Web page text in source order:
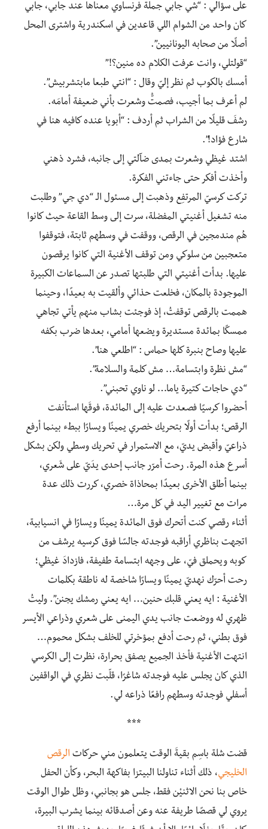
على سؤالي : “شي جابي جملة فرنساوي معناها عند جابي، جابي
كان واحد من الشوام اللي قاعدين في اسكندرية واشترى المحل
أصلًا من صحابه اليونانيين”.
“قولتلي، وانت عرفت الكلام ده منين؟!”
أمسك بالكوب ثم نظر إليّ وقال : “انتي طبعا مابتشربيش”.
لم أعرف بما أجيب، فصمتُّ وشعرت بأني ضعيفة أمامَه.
رشفَ قليلًا من الشراب ثم أردف : “أبويا عنده كافيه هنا في
شارع فؤاد!”.
اشتد غيظي وشعرت بمدى ضآلتي إلى جانبه، فشرد ذهني
وأخذت أفكر حتى جاءتني الفكرة.
تركت كرسيّ المرتفِع وذهبت إلى مسئول الـ “دي جي” وطلبت
منه تشغيل أغنيتي المفضلة، سرت إلى وسط القاعة حيث كانوا
هُم مندمجين في الرقص، ووقفت في وسطهم ثابتة، فتوقفوا
متعجبين من سلوكي ومن توقف الأغنية التي كانوا يرقصون
عليها. بدأت أغنيتي التي طلبتها تصدر عن السماعات الكبيرة
الموجودة بالمكان، فخلعت حذائي وألقيت به بعيدًا، وحينما
هممت بالرقص توقفتُ، إذ فوجئت بشاب منهم يأتي تجاهي
ممسكًا بمائدة مستديرة ويضعها أمامي، بعدها ضرب بكفه
عليها وصاح بنبرة كلها حماس : “اطلعي هنا”.
“مش نظرة وابتسامة… مش كلمة والسلامة”.
“دي حاجات كتيرة ياما… لو ناوي تحبني”.
أحضروا كرسيًا فصعدت عليه إلى المائدة، فوقَها استأنفت
الرقص؛ بدأت أولًا بتحريك خصري يمينًا ويسارًا ببطء بينما أرفع
ذراعيّ وأقبض يديّ، مع الاستمرار في تحريك وسطي ولكن بشكل
أسرع هذه المرة. رحت أمرّر جانب إحدى يدَيّ على شَعري،
بينما أطلق الأخرى بعيدًا بمحاذاة خصري، كررت ذلك عدة
مرات مع تغيير اليد في كل مرة…
أثناء رقصي كنت أتحرك فوق المائدة يمينًا ويسارًا في انسيابية،
اتجهت بناظري أراقبه فوجدته جالسًا فوق كرسيه يرشف من
كوبه ويحملق فيّ، على وجهه ابتسامة طفيفة، فازدادَ غيظي؛
رحت أحرّك نهديّ يمينًا ويسارًا شاخصة له ناطقة بكلمات
الأغنية : ايه يعني قلبك حنين… ايه يعني رمشك يجنن”. وليتُ
ظهري له ووضعت جانب يدي اليمنى على شعري وذراعي الأيسر
فوق بطني، ثم رحت أدفع بمؤخرتي للخلف بشكل محموم…
انتهت الأغنية فأخذ الجميع يصفق بحرارة، نظرت إلى الكرسي
الذي كان يجلس عليه فوجدته شاغرًا، قلّبت نظري في الواقفين
أسفلي فوجدته وسطهم رافعًا ذراعه لي.
***
قضت شلة باسِم بقيةَ الوقت يتعلمون مني حركات الرقص
الخليجي، ذلك أثناء تناولنا البيتزا بفاكهة البحر، وكأن الحفل
خاص بنا نحن الاثنيْن فقط، جلس هو بجانبي، وظل طوال الوقت
يروي لي قصصًا طريفة عنه وعن أصدقائه بينما يشرب البيرة،